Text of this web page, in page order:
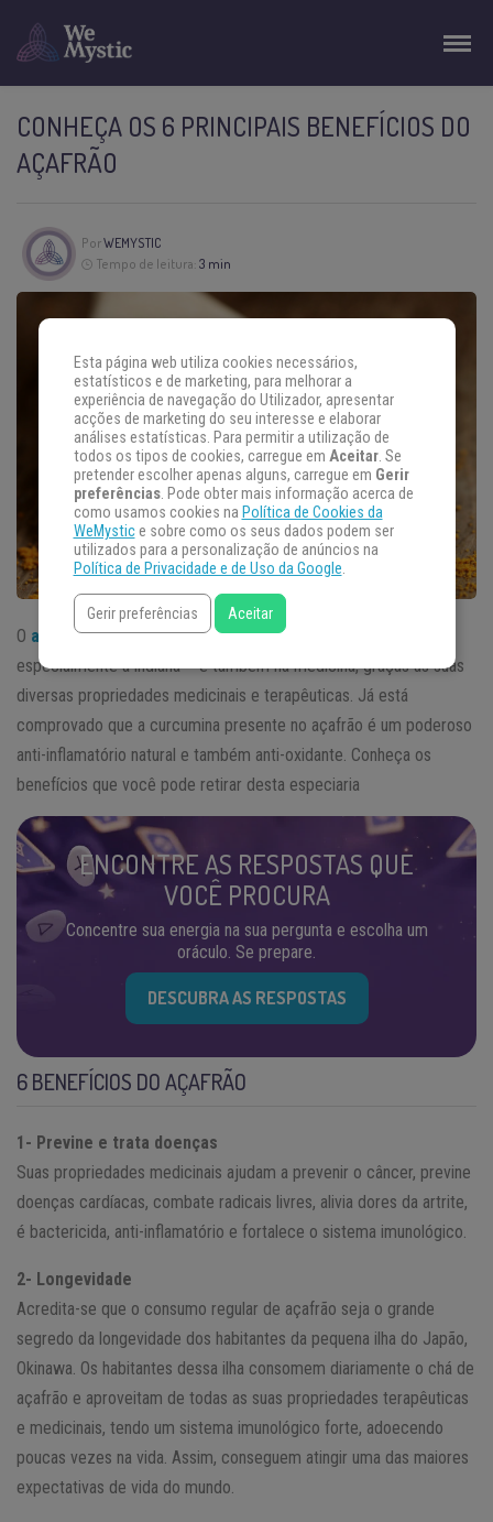
CONHEÇA OS 6 PRINCIPAIS BENEFÍCIOS DO
AÇAFRÃO
PorWEMYSTIC
Tempo de leitura: 3 min
O açafrãoé uma especiaria muito utilizado na culinária –
especialmente a indiana – e também na medicina, graças às suas
diversas propriedades medicinais e terapêuticas. Já está
comprovado que a curcumina presente no açafrão é um poderoso
anti-inflamatório natural e também anti-oxidante. Conheça os
benefícios que você pode retirar desta especiaria
ENCONTRE AS RESPOSTAS QUE
VOCÊ PROCURA
Concentre sua energia na sua pergunta e escolha um
oráculo. Se prepare.
DESCUBRA AS RESPOSTAS
6 BENEFÍCIOS DO AÇAFRÃO
1- Previne e trata doenças
Suas propriedades medicinais ajudam a prevenir o câncer, previne
doenças cardíacas, combate radicais livres, alivia dores da artrite,
é bactericida, anti-inflamatório e fortalece o sistema imunológico.
2- Longevidade
Acredita-se que o consumo regular de açafrão seja o grande
segredo da longevidade dos habitantes da pequena ilha do Japão,
Okinawa. Os habitantes dessa ilha consomem diariamente o chá de
açafrão e aproveitam de todas as suas propriedades terapêuticas
e medicinais, tendo um sistema imunológico forte, adoecendo
poucas vezes na vida. Assim, conseguem atingir uma das maiores
expectativas de vida do mundo.
Esta página web utiliza cookies necessários,
estatísticos e de marketing, para melhorar a
experiência de navegação do Utilizador, apresentar
acções de marketing do seu interesse e elaborar
análises estatísticas. Para permitir a utilização de
todos os tipos de cookies, carregue em Aceitar. Se
pretender escolher apenas alguns, carregue em Gerir
preferências. Pode obter mais informação acerca de
como usamos cookies na Política de Cookies da
WeMystice sobre como os seus dados podem ser
utilizados para a personalização de anúncios na
Política de Privacidade e de Uso da Google.
Gerir preferências Aceitar